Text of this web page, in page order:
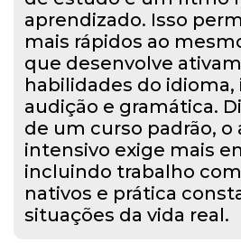
aprendizado. Isso
mais rápidos ao
que desenvolve
habilidades do
audição e gramática.
de um curso padrão, o
intensivo exige mais
incluindo trabalho
nativos e prática
situações da vida real.